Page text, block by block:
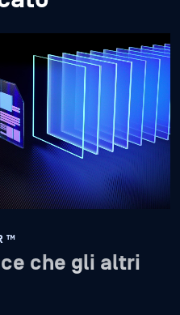
che gli altri